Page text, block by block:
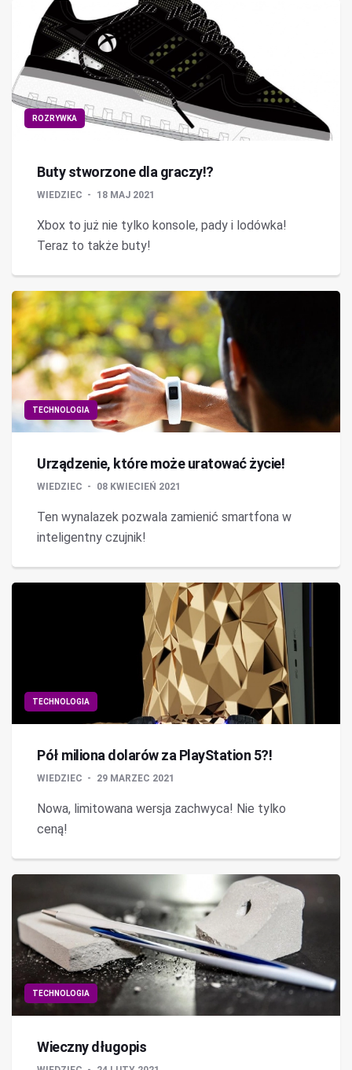
ROZRYWKA
Buty stworzone dla graczy!?
WIEDZIEC 18 MAJ 2021
Xbox to już nie tylko konsole, pady i lodówka!
Teraz to także buty!
TECHNOLOGIA
Urządzenie, które może uratować życie!
WIEDZIEC 08 KWIECIEŃ 2021
Ten wynalazek pozwala zamienić smartfona w
inteligentny czujnik!
TECHNOLOGIA
Pół miliona dolarów za PlayStation 5?!
WIEDZIEC 29 MARZEC 2021
Nowa, limitowana wersja zachwyca! Nie tylko
ceną!
TECHNOLOGIA
Wieczny długopis